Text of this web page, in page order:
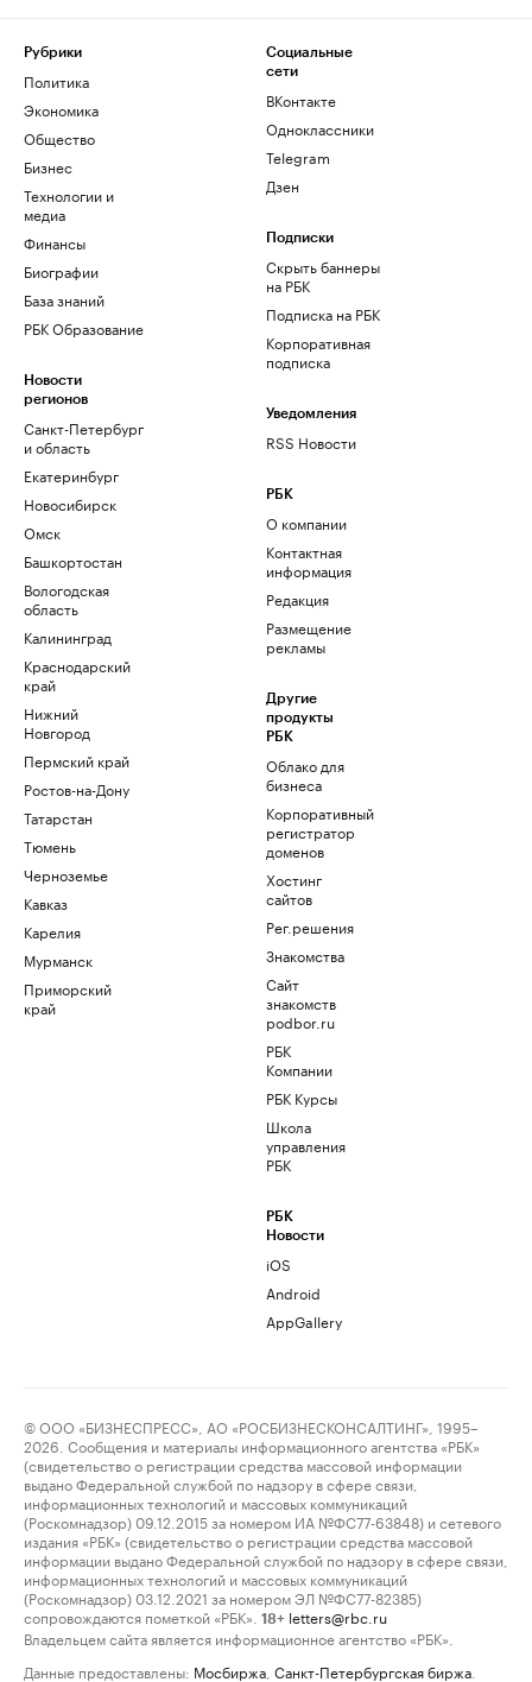
Рубрики
Политика
Экономика
Общество
Бизнес
Технологии и
медиа
Финансы
Биографии
База знаний
РБК Образование
Новости
регионов
Санкт-Петербург
и область
Екатеринбург
Новосибирск
Омск
Башкортостан
Вологодская
область
Калининград
Краснодарский
край
Нижний
Новгород
Пермский край
Ростов-на-Дону
Татарстан
Тюмень
Черноземье
Кавказ
Карелия
Мурманск
Приморский
край
Социальные
сети
ВКонтакте
Одноклассники
Telegram
Дзен
Подписки
Скрыть баннеры
на РБК
Подписка на РБК
Корпоративная
подписка
Уведомления
RSS Новости
РБК
О компании
Контактная
информация
Редакция
Размещение
рекламы
Другие
продукты
РБК
Облако для
бизнеса
Корпоративный
регистратор
доменов
Хостинг
сайтов
Рег.решения
Знакомства
Сайт
знакомств
podbor.ru
РБК
Компании
РБК Курсы
Школа
управления
РБК
РБК
Новости
iOS
Android
AppGallery
© ООО «БИЗНЕСПРЕСС», АО «РОСБИЗНЕСКОНСАЛТИНГ», 1995–
2026. Сообщения и материалы информационного агентства «РБК»
(свидетельство о регистрации средства массовой информации
выдано Федеральной службой по надзору в сфере связи,
информационных технологий и массовых коммуникаций
(Роскомнадзор) 09.12.2015 за номером ИА №ФС77-63848) и сетевого
издания «РБК» (свидетельство о регистрации средства массовой
информации выдано Федеральной службой по надзору в сфере связи,
информационных технологий и массовых коммуникаций
(Роскомнадзор) 03.12.2021 за номером ЭЛ №ФС77-82385)
сопровождаются пометкой «РБК».
18+ letters@rbc.ru
Владельцем сайта является информационное агентство «РБК».
Данные предоставлены: Мосбиржа Санкт-Петербургская биржа